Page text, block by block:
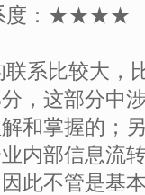
：★★★★
系比较大，
，这部分中
和掌握的；
内部信息流
此不管是基